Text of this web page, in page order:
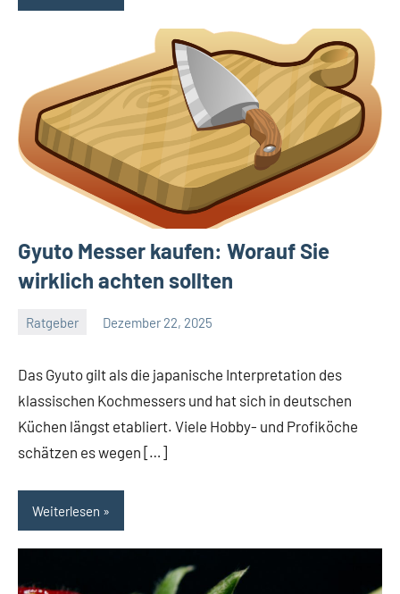
Gyuto Messer kaufen: Worauf Sie
wirklich achten sollten
Ratgeber Dezember 22, 2025
Tapas
Das Gyuto gilt als die japanische Interpretation des
klassischen Kochmessers und hat sich in deutschen
Küchen längst etabliert. Viele Hobby- und Profiköche
schätzen es wegen […]
Weiterlesen